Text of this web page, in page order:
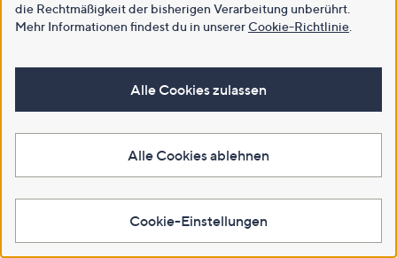
die Rechtmäßigkeit der bisherigen Verarbeitung unberührt.
Mehr Informationen findest du in unsererCookie-Richtlinie
Alle Cookies zulassen
Alle Cookies ablehnen
Cookie-Einstellungen